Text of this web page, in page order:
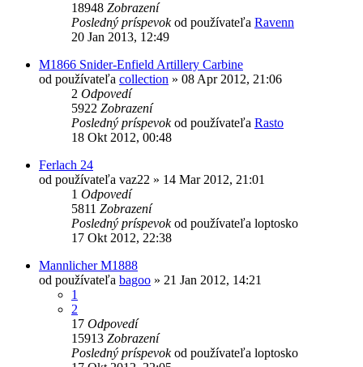
18948 Zobrazení
Posledný príspevokod používateľa Ravenn
20 Jan 2013, 12:49
M1866 Snider-Enfield Artillery Carbine
od používateľa collection » 08 Apr 2012, 21:06
2 Odpovedí
5922 Zobrazení
Posledný príspevokod používateľa Rasto
18 Okt 2012, 00:48
Ferlach 24
od používateľa vaz22 » 14 Mar 2012, 21:01
1 Odpovedí
5811 Zobrazení
Posledný príspevokod používateľa loptosko
17 Okt 2012, 22:38
Mannlicher M1888
od používateľa bagoo » 21 Jan 2012, 14:21
1
2
17 Odpovedí
15913 Zobrazení
Posledný príspevokod používateľa loptosko